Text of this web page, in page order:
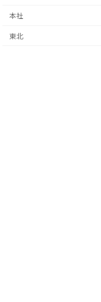
本社
東北